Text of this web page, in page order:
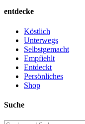
entdecke
Köstlich
Unterwegs
Selbstgemacht
Empfiehlt
Entdeckt
Persönliches
Shop
Suche